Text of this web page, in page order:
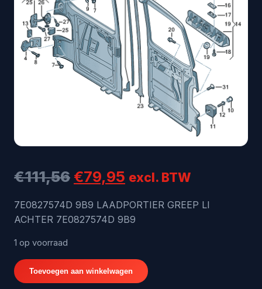
€111,56Oorspronkelijke
prijs
was:
€79,95 Huidige
prijs
is:
excl. BTW
7E0827574D 9B9 LAADPORTIER GREEP LI
ACHTER 7E0827574D 9B9
1 op voorraad
7E0827574D
9B9
Toevoegen aan winkelwagen